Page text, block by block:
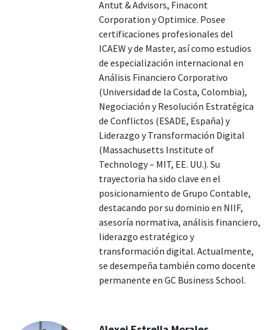
Antut & Advisors, Finacont
Corporation y Optimice. Posee
certificaciones profesionales del
ICAEW y de Master, así como estudios
de especialización internacional en
Análisis Financiero Corporativo
(Universidad de la Costa, Colombia),
Negociación y Resolución Estratégica
de Conflictos (ESADE, España) y
Liderazgo y Transformación Digital
(Massachusetts Institute of
Technology – MIT, EE. UU.). Su
trayectoria ha sido clave en el
posicionamiento de Grupo Contable,
destacando por su dominio en NIIF,
asesoría normativa, análisis financiero,
liderazgo estratégico y
transformación digital. Actualmente,
se desempeña también como docente
permanente en GC Business School.